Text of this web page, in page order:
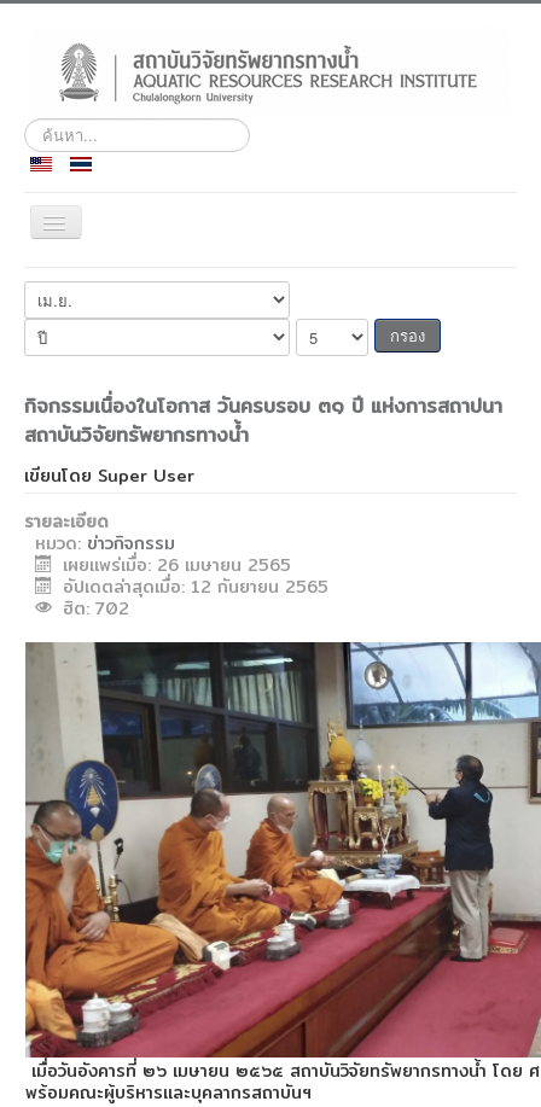
ค้นหา...
สลับ
เก
ชั่น
ประวัติ
พันธกิจ
บุคลากร
สถานีวิจัยฯ เกาะสีชัง
ศูนย์ฝึกอบรมและสัมมนา
ชลทัศนสถาน
ข่าวกิจกรรม
งานวิจัยขั้วโลก
CU Blue Seeds
จดหมายข่าว
ติดต่อสถาบัน
รายงานประจำปี
แบบฟอร์มดาวน์โหลด
วิชาการ
อัตราจัดเก็บเงินประเภทต่างๆ ของสถาบัน
กรอง
กิจกรรมเนื่องในโอกาส วันครบรอบ ๓๑ ปี แห่งการสถาปนา
สถาบันวิจัยทรัพยากรทางน้ำ
เขียนโดย Super User
รายละเอียด
หมวด: ข่าวกิจกรรม
เผยแพร่เมื่อ: 26 เมษายน 2565
อัปเดตล่าสุดเมื่อ: 12 กันยายน 2565
ฮิต: 702
เมื่อวันอังคารที่ ๒๖ เมษายน ๒๕๖๕ สถาบันวิจัยทรัพยากรทางน้ำ โดย
พร้อมคณะผู้บริหารและบุคลากรสถาบันฯ